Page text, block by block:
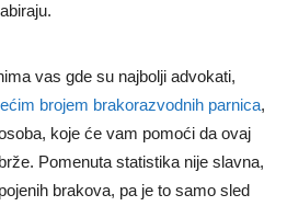
vas gde su najbolji advokati,
brojem brakorazvodnih parnica,
koje će vam pomoći da ovaj
Pomenuta statistika nije slavna,
brakova, pa je to samo sled